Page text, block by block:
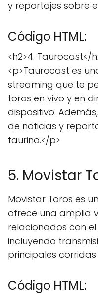
y reportajes sobre
Código HTML:
<h2>4. Taurocast</
<p>Taurocast es
streaming que te
toros en vivo y en
dispositivo.
de noticias y
taurino.</p>
5. Movistar
Movistar Toros es
ofrece una amplia
relacionados con
incluyendo
principales
Código HTML: